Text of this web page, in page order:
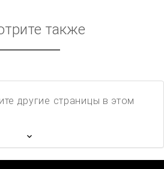
также
другие страницы в этом